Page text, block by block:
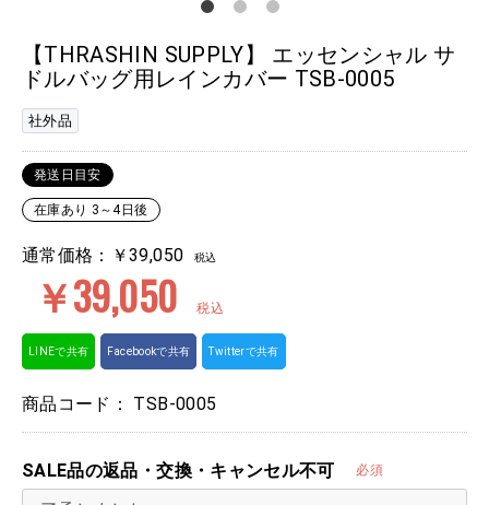
【THRASHIN SUPPLY】 エッセンシャル サ
ドルバッグ用レインカバー TSB-0005
社外品
発送日目安
在庫あり 3～4日後
通常価格：￥39,050 税込
￥39,050 税込
LINEで共有 Facebookで共有 Twitterで共有
商品コード： TSB-0005
SALE品の返品・交換・キャンセル不可 必須